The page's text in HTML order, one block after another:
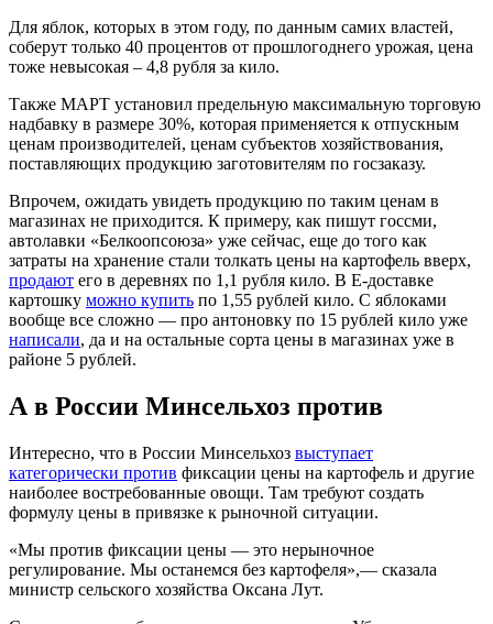
Для яблок, которых в этом году, по данным самих властей,
соберут только 40 процентов от прошлогоднего урожая, цена
тоже невысокая – 4,8 рубля за кило.
Также МАРТ установил предельную максимальную торговую
надбавку в размере 30%, которая применяется к отпускным
ценам производителей, ценам субъектов хозяйствования,
поставляющих продукцию заготовителям по госзаказу.
Впрочем, ожидать увидеть продукцию по таким ценам в
магазинах не приходится. К примеру, как пишут госсми,
автолавки «Белкоопсоюза» уже сейчас, еще до того как
затраты на хранение стали толкать цены на картофель вверх,
продают его в деревнях по 1,1 рубля кило. В Е-доставке
картошку можно купить по 1,55 рублей кило. С яблоками
вообще все сложно — про антоновку по 15 рублей кило уже
написали, да и на остальные сорта цены в магазинах уже в
районе 5 рублей.
А в России Минсельхоз против
Интересно, что в России Минсельхоз выступает
категорически против фиксации цены на картофель и другие
наиболее востребованные овощи. Там требуют создать
формулу цены в привязке к рыночной ситуации.
«Мы против фиксации цены — это нерыночное
регулирование. Мы останемся без картофеля»,— сказала
министр сельского хозяйства Оксана Лут.